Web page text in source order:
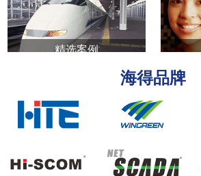
精选案例
海得品牌